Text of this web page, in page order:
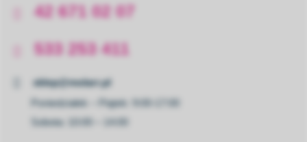
42 671 02 07
533 253 411
sklep@molarr.pl
Poniedziałek – Piątek: 9:00-17:00
Sobota: 10:00 – 14:00